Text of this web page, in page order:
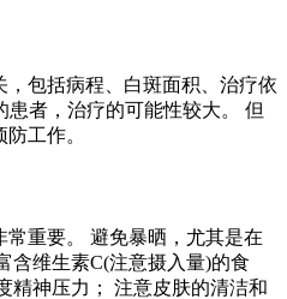
包括病程、白斑面积、治疗依
患者，治疗的可能性较大。 但
工作。
重要。 避免暴晒，尤其是在
含维生素C(注意摄入量)的食
精神压力； 注意皮肤的清洁和